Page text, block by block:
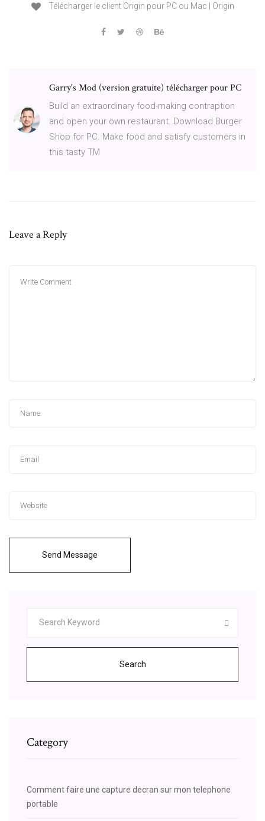
Télécharger le client Origin pour PC ou Mac | Origin
Garry's Mod (version gratuite) télécharger pour PC
Build an extraordinary food-making contraption
and open your own restaurant. Download Burger
Shop for PC. Make food and satisfy customers in
this tasty TM
Leave a Reply
Send Message
Search
Category
Comment faire une capture decran sur mon telephone
portable